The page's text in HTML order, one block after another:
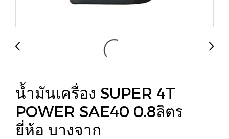
น้ำมันเครื่อง SUPER 4T
POWER SAE40 0.8ลิตร
ยี่ห้อ บางจาก